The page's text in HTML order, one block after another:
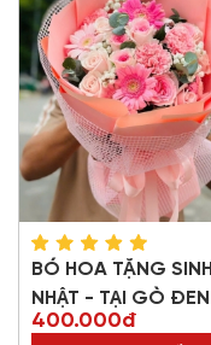
BÓ HOA TẶNG SINH
NHẬT - TẠI GÒ ĐEN
400.000đ